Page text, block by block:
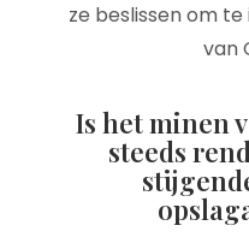
ze beslissen om
van
Is het minen
steeds